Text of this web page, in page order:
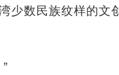
数民族纹样的文